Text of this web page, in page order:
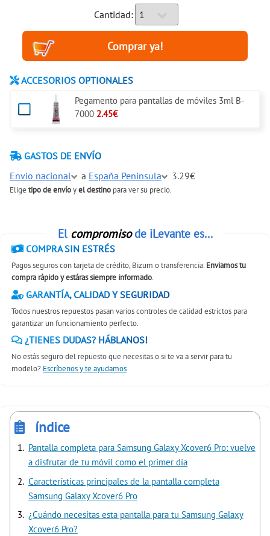
Cantidad:
ACCESORIOS OPTIONALES
Pegamento para pantallas de móviles 3ml B-
7000 2.45€
GASTOS DE ENVÍO
Envio nacional
a España Peninsula 3.29€
Elige tipo de envíoyel destino para ver su precio.
El compromisode iLevante es...
COMPRA SIN ESTRÉS
Pagos seguros con tarjeta de crédito, Bizum o transferencia. Enviamos tu
compra rápido y estáras siempre informado.
GARANTÍA, CALIDAD Y SEGURIDAD
Todos nuestros repuestos pasan varios controles de calidad estrictos para
garantizar un funcionamiento perfecto.
¿TIENES DUDAS? HÁBLANOS!
No estás seguro del repuesto que necesitas o si te va a servir para tu
modelo? Escríbenos y te ayudamos
índice
Pantalla completa para Samsung Galaxy Xcover6 Pro: vuelve
a disfrutar de tu móvil como el primer día
Características principales de la pantalla completa
Samsung Galaxy Xcover6 Pro
¿Cuándo necesitas esta pantalla para tu Samsung Galaxy
Xcover6 Pro?